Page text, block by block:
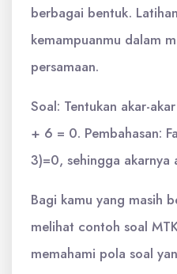
berbagai bentuk.
kemampuanmu dalam
persamaan.
Soal: Tentukan akar-
+ 6 = 0. Pembahasan:
3)=0, sehingga akarnya
Bagi kamu yang masih
melihat contoh soal
memahami pola soal